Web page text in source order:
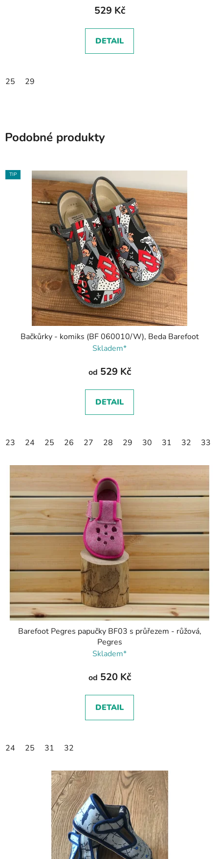
529 Kč
DETAIL
25 29
Podobné produkty
TIP
Bačkůrky - komiks (BF 060010/W), Beda Barefoot
Skladem*
od 529 Kč
DETAIL
23 24 25 26 27 28 29 30 31 32 33
Barefoot Pegres papučky BF03 s průřezem - růžová,
Pegres
Skladem*
od 520 Kč
DETAIL
24 25 31 32